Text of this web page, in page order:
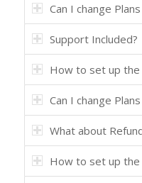
Can I change
Support Included?
How to set up the
Can I change
What about
How to set up the